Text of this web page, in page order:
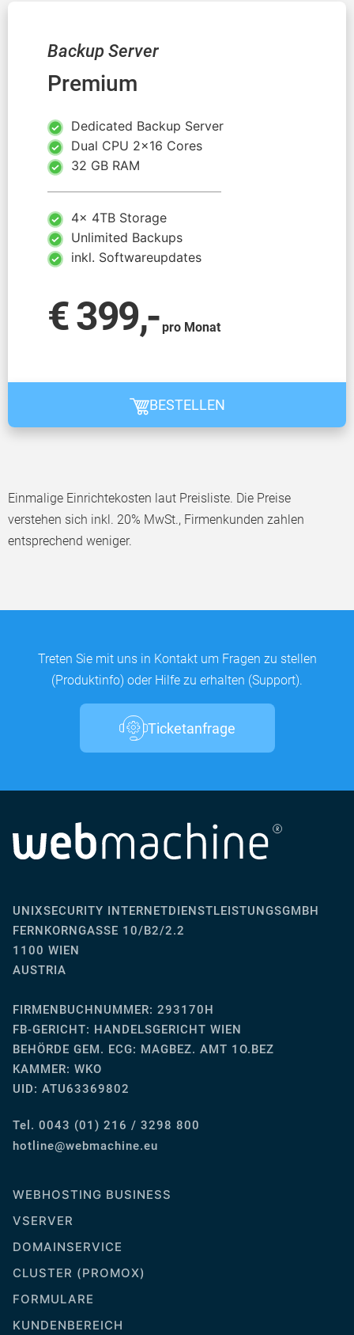
Backup Server
Premium
Dedicated Backup Server
Dual CPU 2x16 Cores
32 GB RAM
4x 4TB Storage
Unlimited Backups
inkl. Softwareupdates
€ 399,-pro Monat
BESTELLEN
Einmalige Einrichtekosten laut Preisliste. Die Preise
verstehen sich inkl. 20% MwSt., Firmenkunden zahlen
entsprechend weniger.
Ticketanfrage
Treten Sie mit uns in Kontakt um Fragen zu stellen
(Produktinfo) oder Hilfe zu erhalten (Support).
UNIXSECURITY INTERNETDIENSTLEISTUNGSGMBH
FERNKORNGASSE 10/B2/2.2
1100 WIEN
AUSTRIA
FIRMENBUCHNUMMER: 293170H
FB-GERICHT: HANDELSGERICHT WIEN
BEHÖRDE GEM. ECG: MAGBEZ. AMT 1O.BEZ
KAMMER: WKO
UID: ATU63369802
Tel. 0043 (01) 216 / 3298 800
ue.enihcambew@eniltoh
WEBHOSTING BUSINESS
VSERVER
DOMAINSERVICE
CLUSTER (PROMOX)
FORMULARE
KUNDENBEREICH